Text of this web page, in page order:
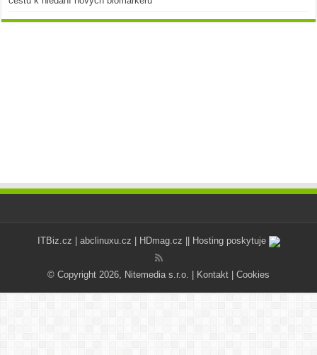
ITBiz.cz abclinuxu.cz HDmag.cz || Hosting poskytuje
© Copyright 2026, Nitemedia s.r.o. | Kontakt Cookies